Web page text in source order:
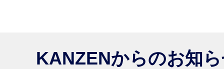
KANZENからのお知